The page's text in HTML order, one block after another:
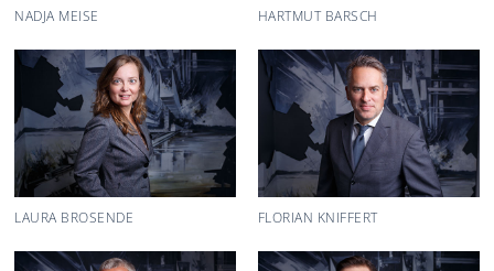
NADJA MEISE HARTMUT BARSCH
LAURA BROSENDE FLORIAN KNIFFERT